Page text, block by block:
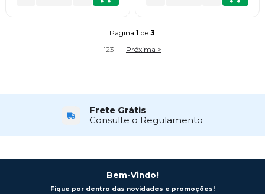
Página1 de3
123 Próxima >
Frete Grátis
Consulte o Regulamento
Bem-Vindo!
Fique por dentro das novidades e promoções!